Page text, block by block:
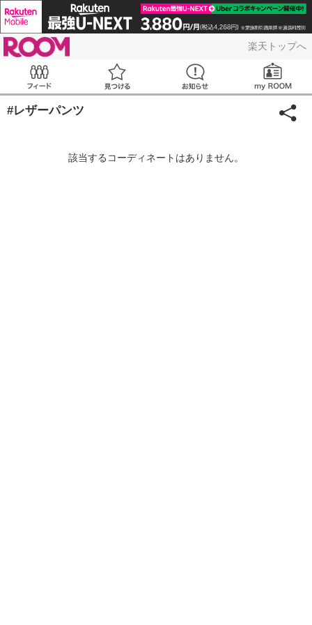
楽天トップへ
見つける お知らせ
#レザーパンツ
該当するコーディネートはありません。